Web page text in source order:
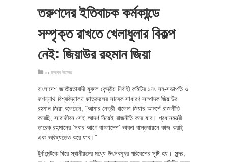
তরুণদের ইতিবাচক কর্মকান্ডে
সম্পৃক্ত রাখতে খেলাধুলার বিকল্প
নেই: জিয়াউর রহমান জিয়া
in মতলব উত্তর
বাংলাদেশ জাতীয়তাবাদী যুবদল কেন্দ্রীয় নির্বাহী কমিটির ১নং সহ-সভাপতি ও
জগন্নাথ বিশ্ববিদ্যালয় ছাত্রদলের সাবেক সাধারণ সম্পাদক জিয়াউর
রহমান জিয়া বলেছেন, “আমার নেত্রী খালেদা জিয়ার আদর্শে রাজনীতি
করেছি, সারাজীবন সেই আদর্শ নিয়েই রাজনীতি করে যাব। প্রধানমন্ত্রী
তারেক রহমানের ‘সবার আগে বাংলাদেশ’ ভাবনা বাস্তবায়নে কাজ করছি
এবং ভবিষ্যতেও করে যাব।”
টুর্নামেন্টকে ঘিরে স্থানীয়দের মধ্যে উৎসবমুখর পরিবেশের সৃষ্টি হয়। সুন্দর,